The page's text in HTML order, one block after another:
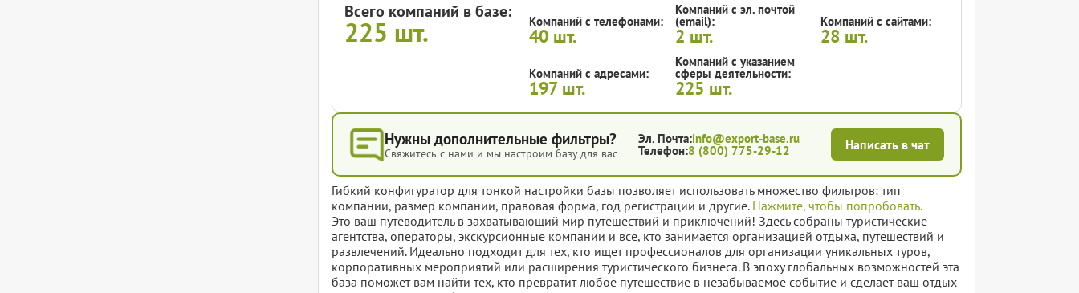
Всего компаний в базе:
225 шт. Компаний с телефонами:
40 шт.
Компаний с эл. почтой
(email):
2 шт.
Компаний с сайтами:
28 шт.
Компаний с адресами:
197 шт.
Компаний с указанием
сферы деятельности:
225 шт.
Нужны дополнительные фильтры?
Свяжитесь с нами и мы настроим базу для вас
Эл. Почта:info@export-base.ru
Телефон:8 (800) 775-29-12 Написать в чат
Гибкий конфигуратор для тонкой настройки базы позволяет использовать множество фильтров: тип
компании, размер компании, правовая форма, год регистрации и другие. Нажмите, чтобы попробовать.
Это ваш путеводитель в захватывающий мир путешествий и приключений! Здесь собраны туристические
агентства, операторы, экскурсионные компании и все, кто занимается организацией отдыха, путешествий и
развлечений. Идеально подходит для тех, кто ищет профессионалов для организации уникальных туров,
корпоративных мероприятий или расширения туристического бизнеса. В эпоху глобальных возможностей эта
база поможет вам найти тех, кто превратит любое путешествие в незабываемое событие и сделает ваш отдых